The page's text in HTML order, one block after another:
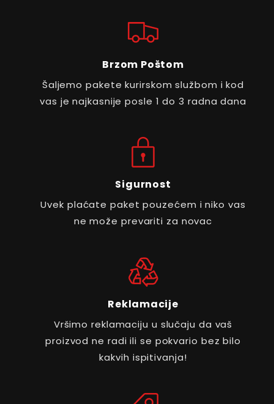
Brzom Poštom
Šaljemo pakete kurirskom službom i kod
vas je najkasnije posle 1 do 3 radna dana
Sigurnost
Uvek plaćate paket pouzećem i niko vas
ne može prevariti za novac
Reklamacije
Vršimo reklamaciju u slučaju da vaš
proizvod ne radi ili se pokvario bez bilo
kakvih ispitivanja!